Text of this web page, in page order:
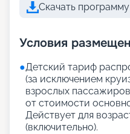
Скачать
Условия
●Детский тариф
(за исключением
взрослых
от стоимости
Действует для
(включительно).